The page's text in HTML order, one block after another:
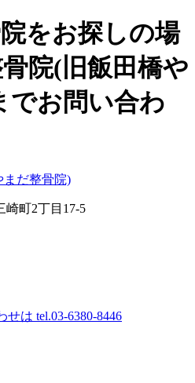
をお探しの場
院(旧飯田橋や
でお問い合わ
崎町2丁目17-5
せは tel.03-6380-8446